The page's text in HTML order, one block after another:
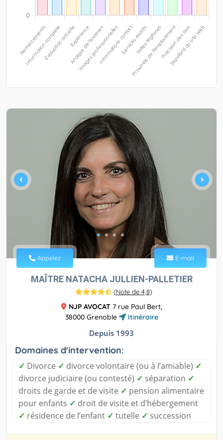
Appelez E-mail
MAÎTRE NATACHA JULLIEN-PALLETIER
(Note de 4,8)
NJP AVOCAT7 rue Paul Bert,
38000 Grenoble
Itinéraire
Depuis 1993
Domaines d'intervention:
✓ Divorce ✓ divorce volontaire (ou à l’amiable) ✓
divorce judiciaire (ou contesté) ✓ séparation ✓
droits de garde et de visite ✓ pension alimentaire
pour enfants ✓ droit de visite et d’hébergement
✓ résidence de l’enfant ✓ tutelle ✓ succession